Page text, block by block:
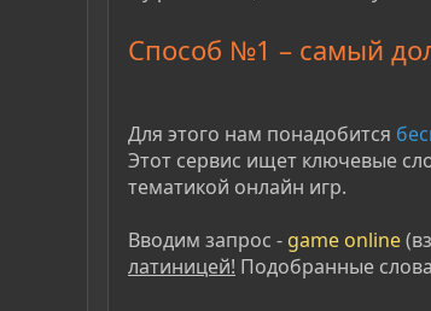
Способ №1 – самый
Для этого нам понадобится
Этот сервис ищет ключевые
тематикой онлайн игр.
Вводим запрос - game online
латиницей! Подобранные